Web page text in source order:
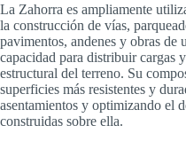
La Zahorra es ampliamente
la construcción de vías,
pavimentos, andenes y obras de
capacidad para distribuir cargas
estructural del terreno. Su
superficies más resistentes y
asentamientos y optimizando el
construidas sobre ella.